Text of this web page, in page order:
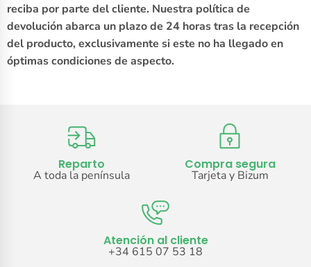
reciba por parte del cliente. Nuestra política de
devolución abarca un plazo de 24 horas tras la recepción
del producto, exclusivamente si este no ha llegado en
óptimas condiciones de aspecto.
Reparto
A toda la península
Compra segura
Tarjeta y Bizum
Atención al cliente
+34 615 07 53 18